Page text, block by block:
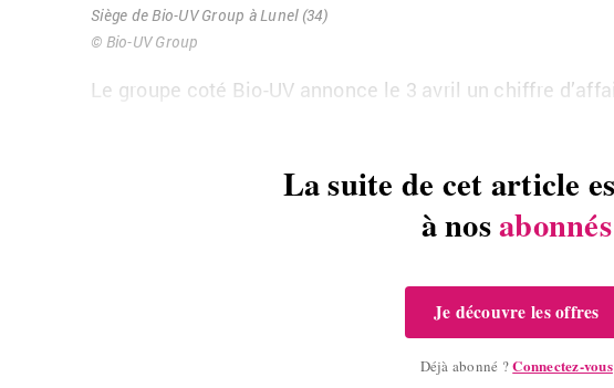
Siège de Bio-UV Group à Lunel (34)
© Bio-UV Group
Le groupe coté Bio-UV an­nonce le 3 avril un chiffre
La suite de cet article
à nosabonnés
Je découvre les offres
Déjà abonné ?Connectez-vous